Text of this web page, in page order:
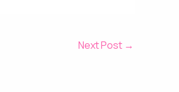
Next Post →